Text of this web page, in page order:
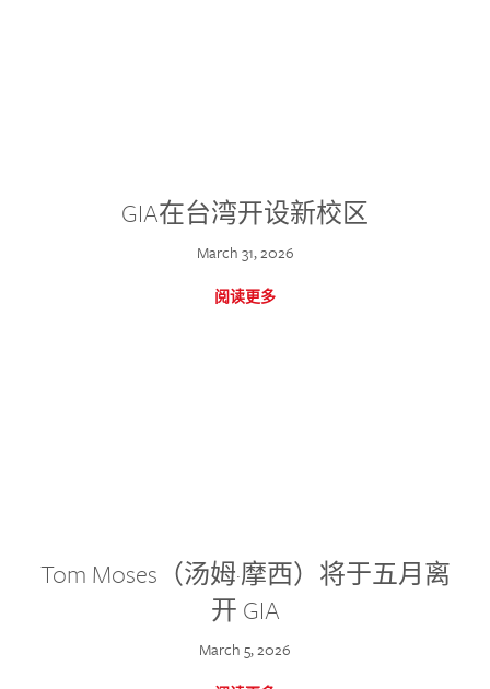
GIA在台湾开设新校区
March 31, 2026
阅读更多
Tom Moses（汤姆·摩西）将于五月离
开 GIA
March 5, 2026